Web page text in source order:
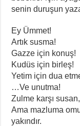
senin duruşun
Ey Ümmet!
Artık susma!
Gazze için konuş!
Kudüs için birleş!
Yetim için dua
…Ve unutma!
Zulme karşı
Ama mazluma
yakındır.